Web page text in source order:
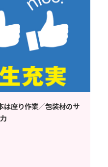
は座り作業／包装材のサ